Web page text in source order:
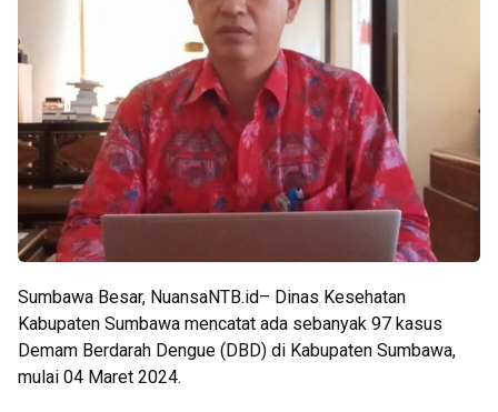
Sumbawa Besar, NuansaNTB.id– Dinas Kesehatan
Kabupaten Sumbawa mencatat ada sebanyak 97 kasus
Demam Berdarah Dengue (DBD) di Kabupaten Sumbawa,
mulai 04 Maret 2024.